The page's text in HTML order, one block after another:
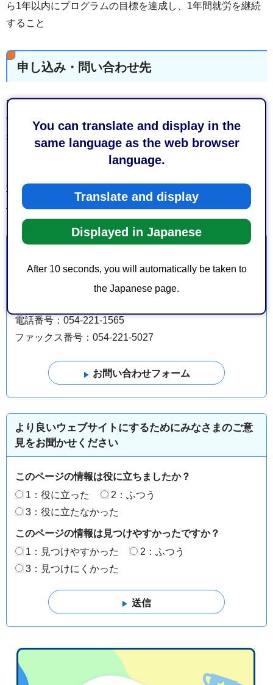
You can translate and display in the
same language as the web browser
language.
Translate and display
Displayed in Japanese
After 10 seconds, you will automatically be taken to
the Japanese page.
ら1年以内にプログラムの目標を達成し、1年間就労を継続
すること
申し込み・問い合わせ先
〒420-8670
静岡市葵区駿府町1-70静岡県総合福祉会館3階
社会福祉法人静岡県社会福祉協議会生活支援課
静岡県社会福祉協議会ホームページ（外部サイトへリン
ク）
「ひとり親への支援（貸付事業）」をご覧ください。
こども未来局こども家庭福祉課ひとり親家庭支援係
電話番号：054-221-1565
ファックス番号：054-221-5027
より良いウェブサイトにするためにみなさまのご意
見をお聞かせください
このページの情報は役に立ちましたか？
1：役に立った
2：ふつう
3：役に立たなかった
このページの情報は見つけやすかったですか？
1：見つけやすかった
2：ふつう
3：見つけにくかった